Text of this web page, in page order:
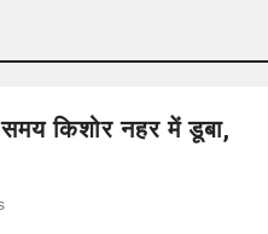
किशोर नहर में डूबा,